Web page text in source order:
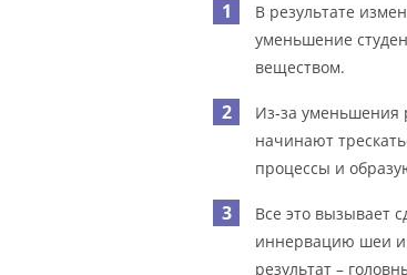
В результате
уменьшение
веществом.
Из-за уменьшения
начинают
процессы и
Все это вызывает
иннервацию шеи и
результат –